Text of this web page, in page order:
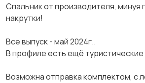
Спальник от производителя, минуя
накрутки!
Все выпуск - май 2024г..
В профиле есть ещё туристические
Возможна отправка комплектом, с